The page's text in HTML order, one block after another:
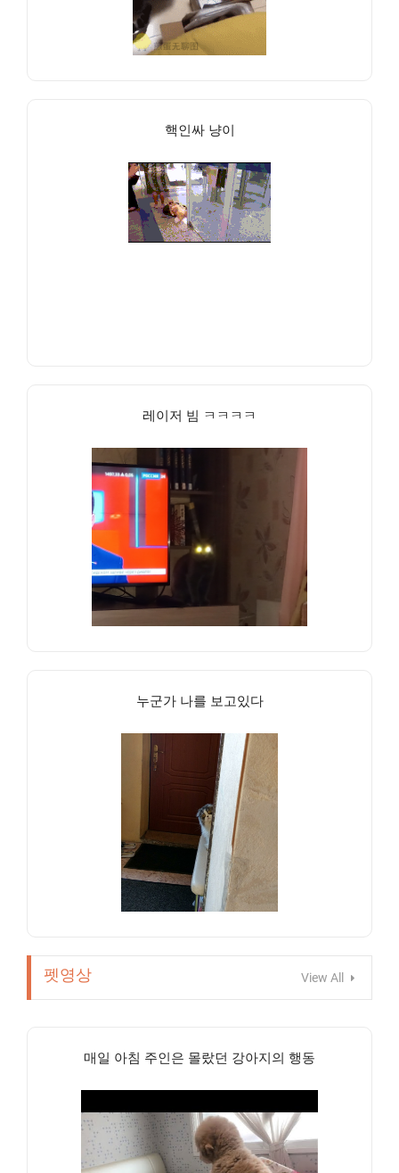
핵인싸 냥이
레이저 빔 ㅋㅋㅋㅋ
누군가 나를 보고있다
펫영상 View All
매일 아침 주인은 몰랐던 강아지의 행동